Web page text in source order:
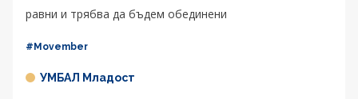
равни и трябва да бъдем обединени
#Movember
УМБАЛ Младост